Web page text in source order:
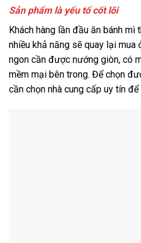
Sản phẩm là yếu tố cốt lõi
Khách hàng lần đầu ăn bánh mì
nhiều khả năng sẽ quay lại mua
ngon cần được nướng giòn, có
mềm mại bên trong. Để chọn
cần chọn nhà cung cấp uy tín